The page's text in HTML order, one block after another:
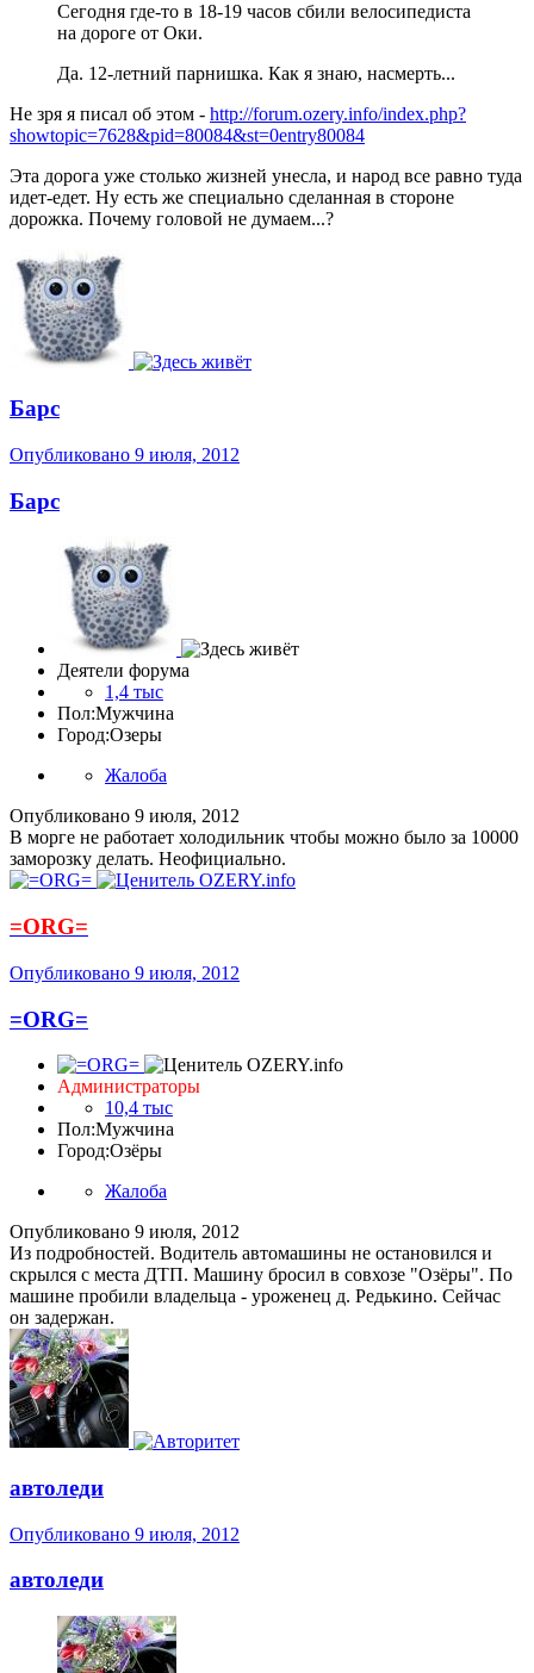
Сегодня где-то в 18-19 часов сбили велосипедиста
на дороге от Оки.
Да. 12-летний парнишка. Как я знаю, насмерть...
Не зря я писал об этом - http://forum.ozery.info/index.php?
showtopic=7628&pid=80084&st=0entry80084
Эта дорога уже столько жизней унесла, и народ все равно туда
идет-едет. Ну есть же специально сделанная в стороне
дорожка. Почему головой не думаем...?
Барс
Опубликовано 9 июля, 2012
Барс
Деятели форума
1,4 тыс
Пол:Мужчина
Город:Озеры
Жалоба
Опубликовано 9 июля, 2012
В морге не работает холодильник чтобы можно было за 10000
заморозку делать. Неофициально.
=ORG=
Опубликовано 9 июля, 2012
=ORG=
Администраторы
10,4 тыс
Пол:Мужчина
Город:Озёры
Жалоба
Опубликовано 9 июля, 2012
Из подробностей. Водитель автомашины не остановился и
скрылся с места ДТП. Машину бросил в совхозе "Озёры". По
машине пробили владельца - уроженец д. Редькино. Сейчас
он задержан.
автоледи
Опубликовано 9 июля, 2012
автоледи